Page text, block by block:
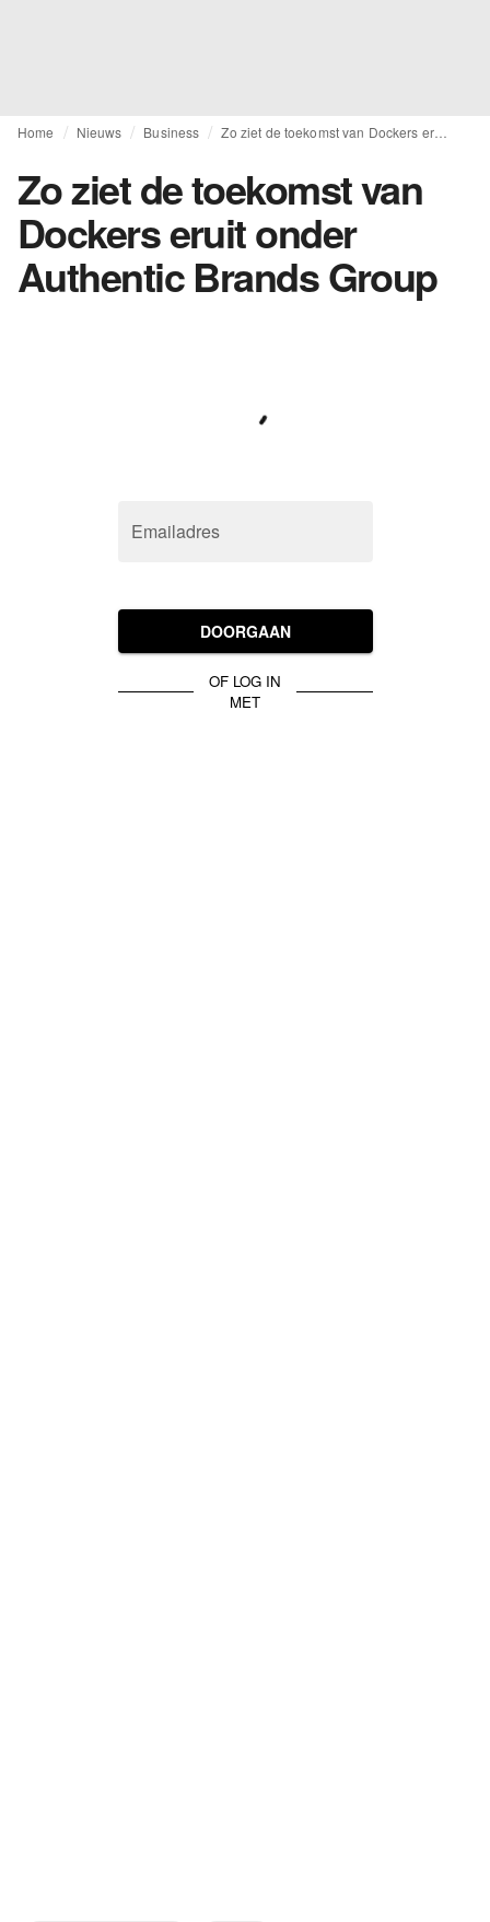
Home Nieuws Business Zo ziet de toekomst van Dockers eruit onder Authentic Brands Group
Zo ziet de toekomst van
Dockers eruit onder
Authentic Brands Group
Emailadres
DOORGAAN
OF LOG IN
MET